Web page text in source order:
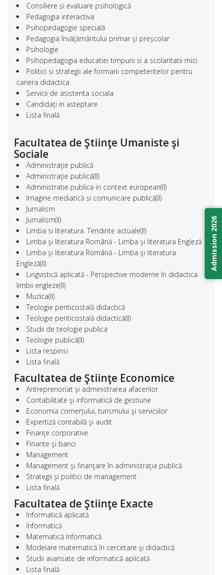
Consiliere și evaluare psihologică
Pedagogia interactiva
Psihopedagogie specială
Pedagogia învăţământului primar şi preşcolar
Psihologie
Psihopedagogia educatiei timpurii si a scolaritatii mici
Politici si strategii ale formarii competentelor pentru
cariera didactica
Servicii de asistenta sociala
Candidaţi in asteptare
Lista finală
Facultatea de Ştiinţe Umaniste şi
Sociale
Administraţie publică
Administraţie publică(II)
Administratie publica in context european(II)
Imagine mediatică și comunicare publică(II)
Jurnalism
Jurnalism(II)
Limba si literatura. Tendinte actuale(II)
Limba şi literatura Română - Limba şi literatura Engleză
Limba şi literatura Română - Limba şi literatura
Engleză(II)
Lingvistică aplicată - Perspective moderne în didactica
limbii engleze(II)
Muzica(II)
Teologie penticostală didactică
Teologie penticostală didactică(II)
Studii de teologie publica
Teologie publică(II)
Lista respinsi
Lista finală
Facultatea de Ştiinţe Economice
Antreprenoriat şi administrarea afacerilor
Contabilitate şi informatică de gestiune
Economia comerţului, turismului şi serviciilor
Expertiză contabilă şi audit
Finanţe corporative
Finante şi banci
Management
Management şi finanţare în administraţia publică
Strategii şi politici de management
Lista finală
Facultatea de Ştiinţe Exacte
Informatică aplicată
Informatică
Matematică Informatică
Modelare matematică în cercetare şi didactică
Studii avansate de informatică aplicată
Lista finală
Admission 2026